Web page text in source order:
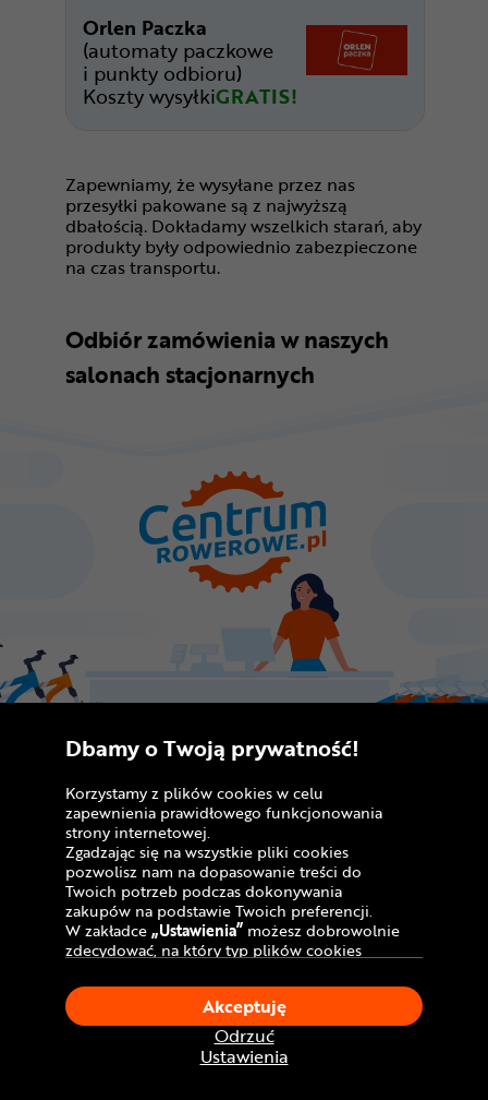
Orlen Paczka
(automaty paczkowe
i punkty odbioru)
Koszty wysyłkiGRATIS!
Zapewniamy, że wysyłane przez nas
przesyłki pakowane są z najwyższą
dbałością. Dokładamy wszelkich starań, aby
produkty były odpowiednio zabezpieczone
na czas transportu.
Odbiór zamówienia w naszych
salonach stacjonarnych
Odbiór osobisty w salonach
CentrumRowerowe.pl
w jednym z naszych sklepów stacjonarnych.
Chcesz skorzystać z tej możliwości? Dodaj
produkty do koszyka i wybierz bezpłatną
opcję dostawy „Odbiór w sklepie”.
Dbamy o Twoją prywatność!
Korzystamy z plików cookies w celu
zapewnienia prawidłowego funkcjonowania
strony internetowej.
Zgadzając się na wszystkie pliki cookies
pozwolisz nam na dopasowanie treści do
Twoich potrzeb podczas dokonywania
zakupów na podstawie Twoich preferencji.
W zakładce„Ustawienia” możesz dobrowolnie
zdecydować, na który typ plików cookies
Klikając„Akceptuję”, wyrażasz zgodę na
stosowanie ciasteczek zgodnie z ustawieniami
Twojej przeglądarki.
W dowolnym momencie, możesz dokonać
zmiany swojego wyboru klikając opcję
Ustawienia
Odrzuć
Akceptuję